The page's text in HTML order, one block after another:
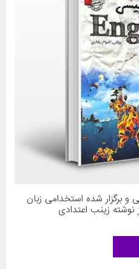
برگزار شده استخدامی زبان
نوشته زینب اعتدادی